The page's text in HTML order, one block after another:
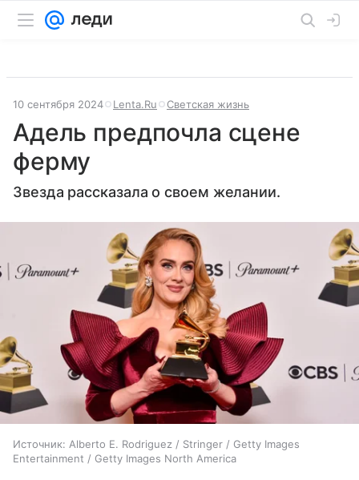
10 сентября 2024 Lenta.Ru Светская жизнь
Адель предпочла сцене
ферму
Звезда рассказала о своем желании.
Источник: Alberto E. Rodriguez / Stringer / Getty Images
Entertainment / Getty Images North America